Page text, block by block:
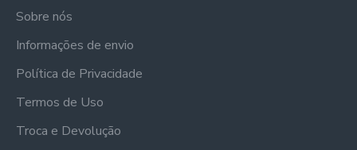
Sobre nós
Informações de envio
Política de Privacidade
Termos de Uso
Troca e Devolução